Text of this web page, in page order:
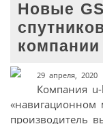
Новые
29 апреля, 2020
Компания
«навигационном
производитель